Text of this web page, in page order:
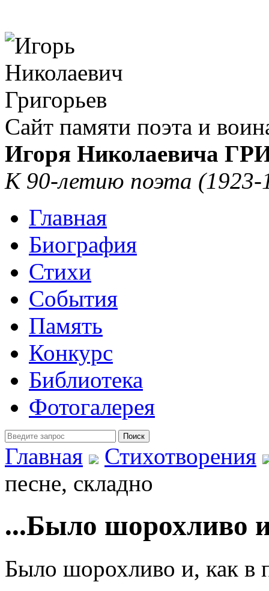
Сайт памяти поэта и
Игоря Николаевича
К 90-летию поэта (1923-
Главная
Биография
Стихи
События
Память
Конкурс
Библиотека
Фотогалерея
Главная
Стихотворения
песне, складно
...Было шорохливо
Было шорохливо и, как в